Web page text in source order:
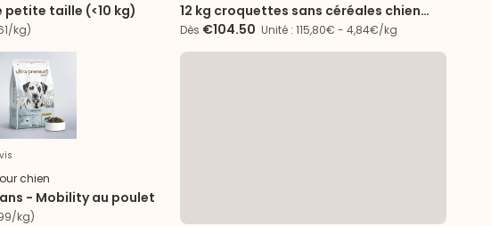
petite taille (<10 kg)
kg)
12 kg croquettes sans céréales chien
Digestion Sensible + 24 boîtes agneau
Dès €104.50 Unité : 115,80€ - 4,84€/kg
chien
- Mobility au poulet
kg)